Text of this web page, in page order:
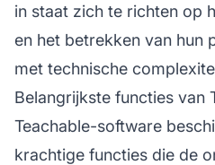
in staat zich te richten op
en het betrekken van hun
met technische
Belangrijkste functies van
Teachable-software
krachtige functies die de